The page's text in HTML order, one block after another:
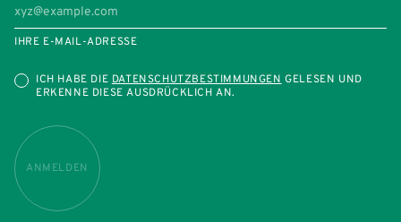
IHRE E-MAIL-ADRESSE
ICH HABE DIEDATENSCHUTZBESTIMMUNGENGELESEN UND
ERKENNE DIESE AUSDRÜCKLICH AN.
ANMELDEN